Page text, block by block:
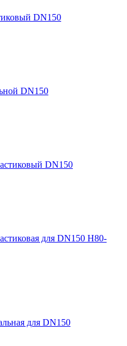
DN150
DN150
DN150
для DN150 H80-
для DN150